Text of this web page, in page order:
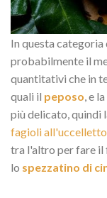
In questa
probabilmente il
quantitativi che in
quali il peposo, e la
più delicato, quindi
fagioli all'uccelletto
tra l'altro per fare il
lo spezzatino di